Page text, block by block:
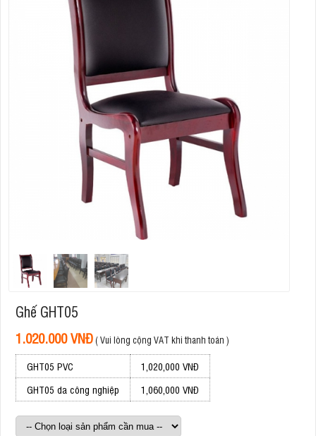
Ghế GHT05
1.020.000 VNĐ( Vui lòng cộng VAT khi thanh toán )
GHT05 PVC
1,020,000 VNĐ
GHT05 da công nghiệp
1,060,000 VNĐ